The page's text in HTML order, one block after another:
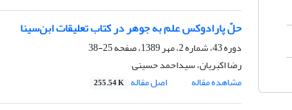
حلّ پارادوکس علم به جوهر در کتاب تعلیقات ابن‌سینا
دوره 43، شماره 2، مهر 1389، صفحه
25-38
رضا اکبریان، سیداحمد حسینی
مشاهده مقاله
اصل مقاله 255.54 K